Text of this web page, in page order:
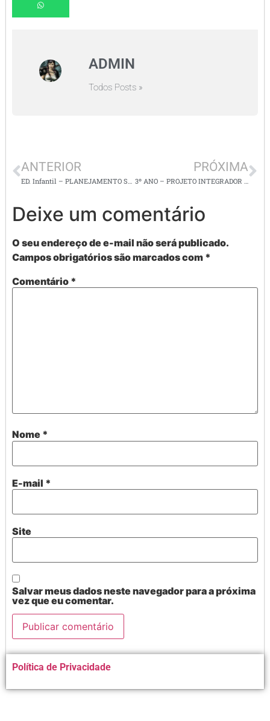
ADMIN
Todos Posts »
ANTERIOR PRÓXIMA
Deixe um comentário
O seu endereço de e-mail não será publicado.
Campos obrigatórios são marcados com *
Comentário *
Nome *
E-mail *
Site
Salvar meus dados neste navegador para a próxima
vez que eu comentar.
Alternative:
Política de Privacidade